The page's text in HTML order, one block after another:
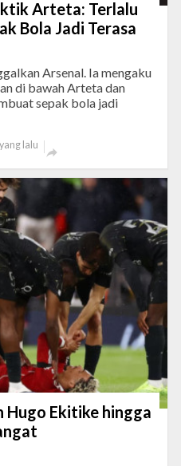
Arteta: Terlalu
Bola Jadi Terasa
Arsenal. Ia mengaku
di bawah Arteta dan
sepak bola jadi
lalu

Hugo Ekitike hingga